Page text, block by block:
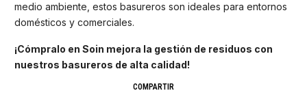
medio ambiente, estos basureros son ideales para entornos
domésticos y comerciales.
¡Cómpralo en Soin mejora la gestión de residuos con
nuestros basureros de alta calidad!
COMPARTIR